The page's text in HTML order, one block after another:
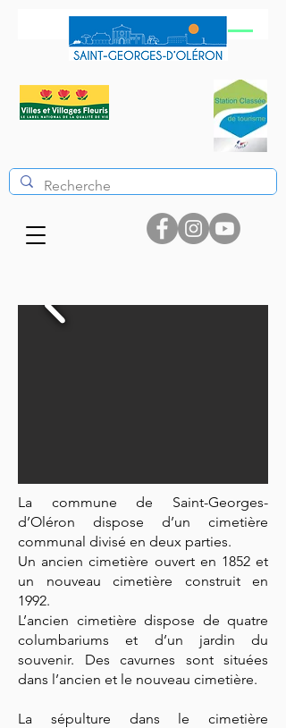
La commune de Saint-Georges-
d’Oléron dispose d’un cimetière
communal divisé en deux parties.
Un ancien cimetière ouvert en 1852 et
un nouveau cimetière construit en
1992.
L’ancien cimetière dispose de quatre
columbariums et d’un jardin du
souvenir. Des cavurnes sont situées
dans l’ancien et le nouveau cimetière.
La sépulture dans le cimetière